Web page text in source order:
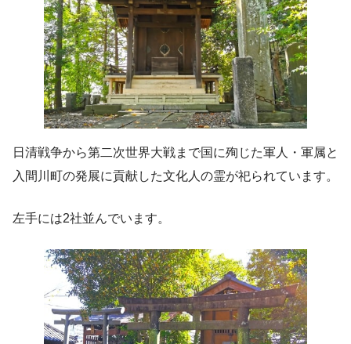
日清戦争から第二次世界大戦まで国に殉じた軍人・軍属と
入間川町の発展に貢献した文化人の霊が祀られています。
左手には2社並んでいます。